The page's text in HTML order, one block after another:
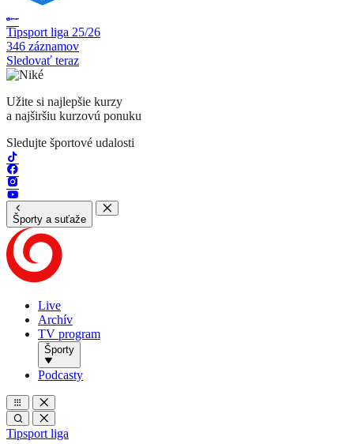
Tipsport liga 25/26
346 záznamov
Sledovať teraz
Užite si najlepšie kurzy
a najširšiu kurzovú ponuku
Sledujte športové udalosti
Športy a suťaže
Live
Archív
TV program
Športy
Podcasty
Tipsport liga